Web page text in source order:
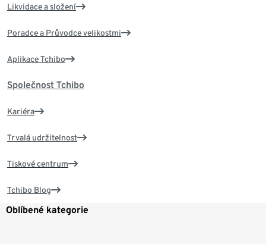
Likvidace a složení
Poradce a Průvodce velikostmi
Aplikace Tchibo
Společnost Tchibo
Kariéra
Trvalá udržitelnost
Tiskové centrum
Tchibo Blog
Oblíbené kategorie